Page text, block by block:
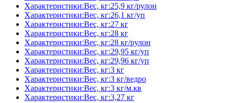
Характеристики:Вес, кг:25,9 кг/рулон
Характеристики:Вес, кг:26,1 кг/уп
Характеристики:Вес, кг:27 кг
Характеристики:Вес, кг:28 кг
Характеристики:Вес, кг:28 кг/рулон
Характеристики:Вес, кг:29,95 кг/уп
Характеристики:Вес, кг:29,96 кг/уп
Характеристики:Вес, кг:3 кг
Характеристики:Вес, кг:3 кг/ведро
Характеристики:Вес, кг:3 кг/м.кв
Характеристики:Вес, кг:3,27 кг